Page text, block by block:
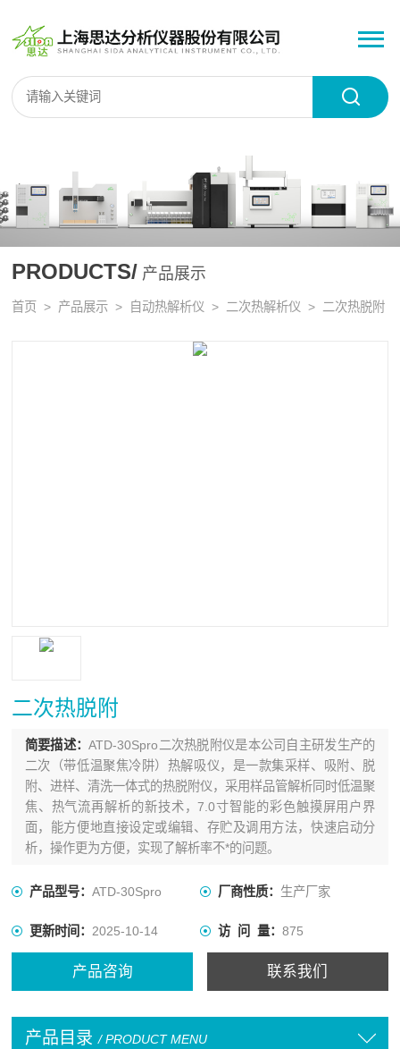
PRODUCTS/ 产品展示
首页 > 产品展示 > 自动热解析仪 > 二次热解析仪 > 二次热脱附
二次热脱附
简要描述：ATD-30Spro二次热脱附仪是本公司自主研发生产的
二次（带低温聚焦冷阱）热解吸仪，是一款集采样、吸附、脱
附、进样、清洗一体式的热脱附仪，采用样品管解析同时低温聚
焦、热气流再解析的新技术，7.0寸智能的彩色触摸屏用户界
面，能方便地直接设定或编辑、存贮及调用方法，快速启动分
析，操作更为方便，实现了解析率不*的问题。
产品型号：ATD-30Spro 厂商性质： 生产厂家
更新时间： 2025-10-14 访 问 量： 875
产品咨询 联系我们
产品目录 / PRODUCT MENU